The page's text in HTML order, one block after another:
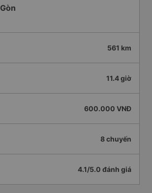
561 km
11.4 giờ
600.000 VNĐ
8 chuyến
4.1/5.0 đánh giá